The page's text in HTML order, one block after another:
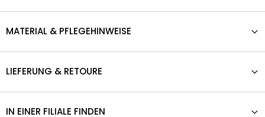
MATERIAL & PFLEGEHINWEISE
LIEFERUNG & RETOURE
IN EINER FILIALE FINDEN